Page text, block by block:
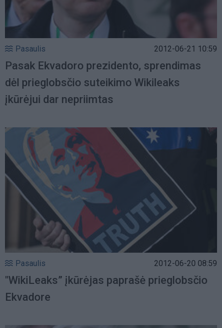
Pasaulis 2012-06-21 10:59
Pasak Ekvadoro prezidento, sprendimas
dėl prieglobsčio suteikimo Wikileaks
įkūrėjui dar nepriimtas
Pasaulis 2012-06-20 08:59
"WikiLeaks” įkūrėjas paprašė prieglobsčio
Ekvadore